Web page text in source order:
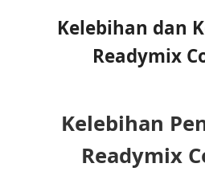
Kelebihan dan
Readymix
Kelebihan
Readymix